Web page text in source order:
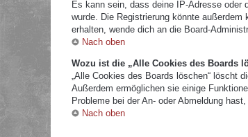
Es kann sein, dass deine IP-Adresse oder
wurde. Die Registrierung könnte
erhalten, wende dich an die Board-
Nach oben
Wozu ist die „Alle Cookies des Boards
„Alle Cookies des Boards löschen“ löscht
Außerdem ermöglichen sie einige
Probleme bei der An- oder Abmeldung
Nach oben